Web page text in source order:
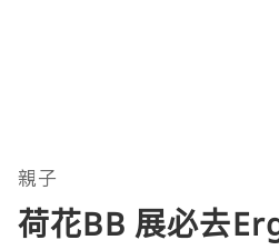
親子
荷花BB 展必去